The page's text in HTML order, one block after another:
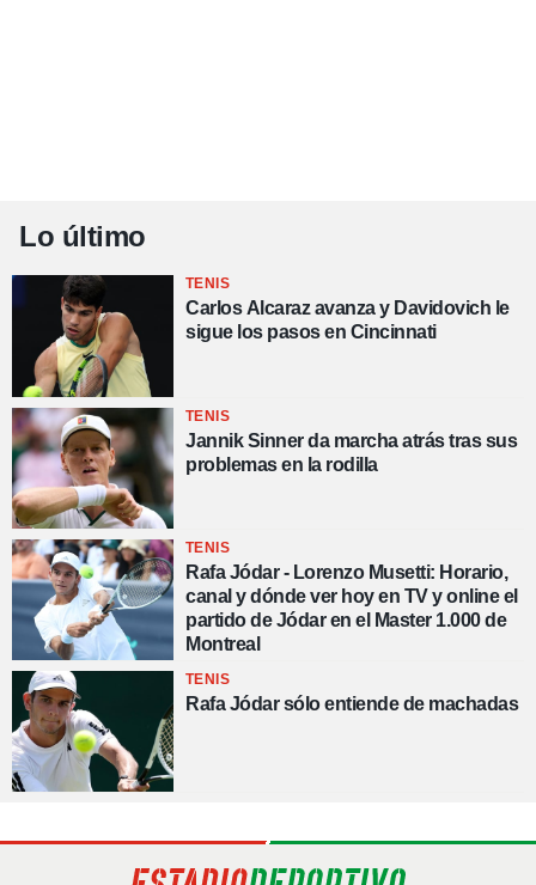
Lo último
TENIS
Carlos Alcaraz avanza y Davidovich le
sigue los pasos en Cincinnati
TENIS
Jannik Sinner da marcha atrás tras sus
problemas en la rodilla
TENIS
Rafa Jódar - Lorenzo Musetti: Horario,
canal y dónde ver hoy en TV y online el
partido de Jódar en el Master 1.000 de
Montreal
TENIS
Rafa Jódar sólo entiende de machadas